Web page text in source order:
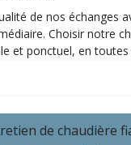
de nos échanges
Choisir notre
et ponctuel, en toutes
de chaudière